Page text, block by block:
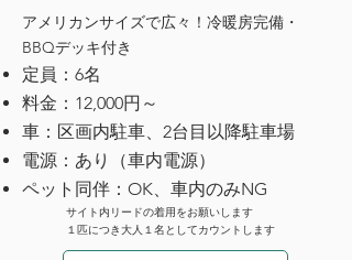
アメリカンサイズで広々！冷暖房完備・
BBQデッキ付き
定員：6名
料金：12,000円～
車：区画内駐車、2台目以降駐車場
電源：あり（車内電源）
ペット同伴：OK、車内のみNG
サイト内リードの着用をお願いします
１匹につき大人１名としてカウントします